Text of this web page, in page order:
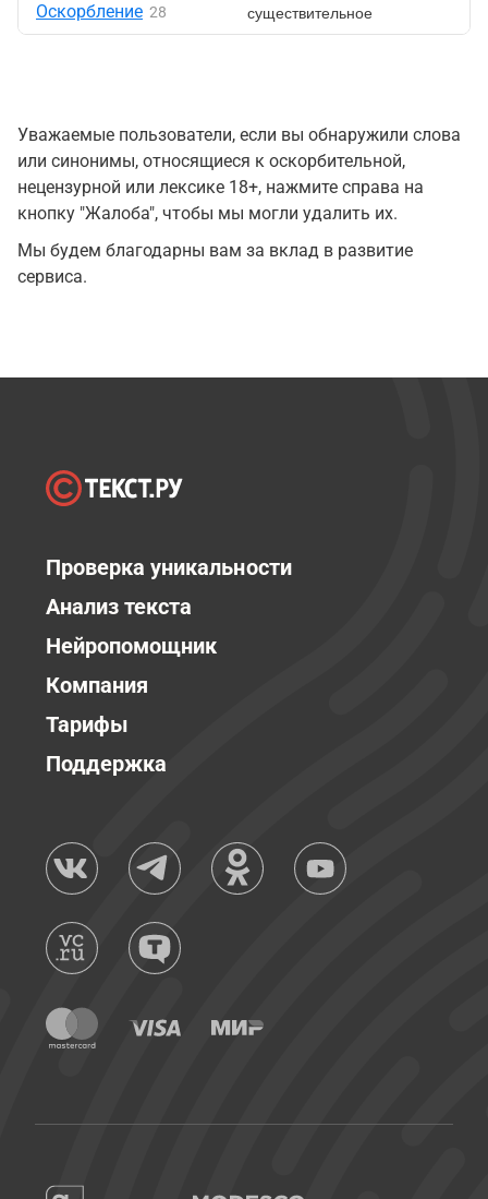
Оскорбление 28 существительное
Уважаемые пользователи, если вы обнаружили слова
или синонимы, относящиеся к оскорбительной,
нецензурной или лексике 18+, нажмите справа на
кнопку "Жалоба", чтобы мы могли удалить их.
Мы будем благодарны вам за вклад в развитие
сервиса.
Проверка уникальности
Анализ текста
Нейропомощник
Компания
Тарифы
Поддержка